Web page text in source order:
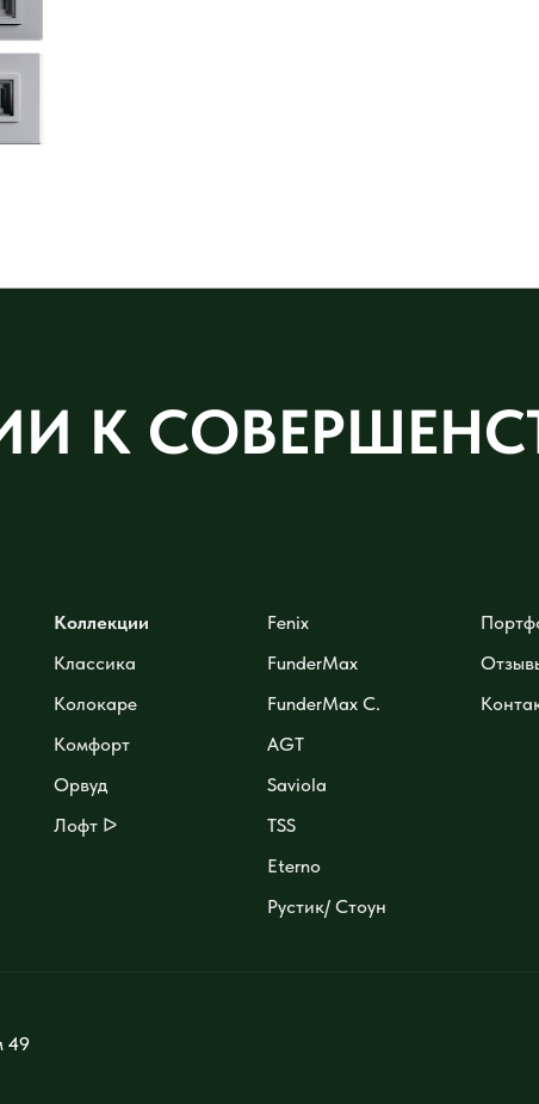
К
Коллекции
Классика
Колокаре
Комфорт
Орвуд
Лофт ᐅ
Fenix
FunderMax
FunderMax C.
AGT
Saviola
TSS
Eterno
Рустик/ Стоун
49